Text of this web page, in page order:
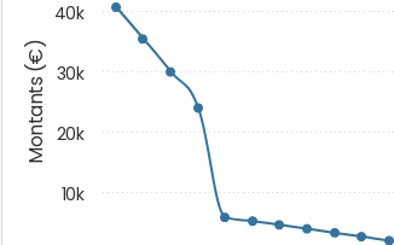
Montants (€)
10k
20k
30k
40k